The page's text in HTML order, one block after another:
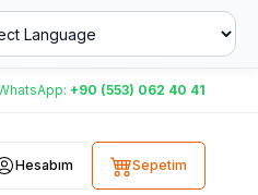
+90 (553) 062 40 41
Hesabım Sepetim